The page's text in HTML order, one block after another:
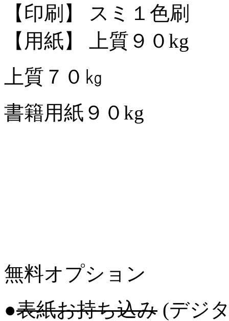
【印刷】 スミ１色刷
【用紙】 上質９０kg
上質７０㎏
書籍用紙９０kg
無料オプション
●表紙お持ち込み (デジ